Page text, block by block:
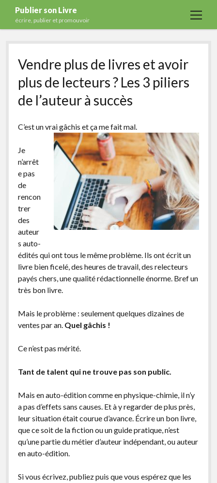
Publier son Livre
écrire, publier et promouvoir
open
Accueil
Formations
Services
Blog
Maisons d’édition
Ecriture
A propos
Contact
facebookinstagram
youtubeemail-
Vendre plus de livres et avoir
plus de lecteurs ? Les 3 piliers
de l’auteur à succès
C’est un vrai gâchis et ça me fait mal.
Je
n’arrêt
e pas
de
rencon
trer
des
auteur
s auto-
édités qui ont tous le même problème. Ils ont écrit un
livre bien ficelé, des heures de travail, des relecteurs
payés chers, une qualité rédactionnelle énorme. Bref un
très bon livre.
Mais le problème : seulement quelques dizaines de
ventes par an. Quel gâchis !
Ce n’est pas mérité.
Tant de talent qui ne trouve pas son public.
Mais en auto-édition comme en physique-chimie, il n’y
a pas d’effets sans causes. Et à y regarder de plus près,
leur situation était courue d’avance. Écrire un bon livre,
que ce soit de la fiction ou un guide pratique, n’est
qu’une partie du métier d’auteur indépendant, ou auteur
en auto-édition.
Si vous écrivez, publiez puis que vous espérez que les